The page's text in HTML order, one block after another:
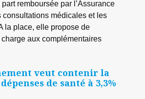
remboursée par l’Assurance
consultations médicales et les
la place, elle propose de
aux complémentaires
veut contenir la
de santé à 3,3%